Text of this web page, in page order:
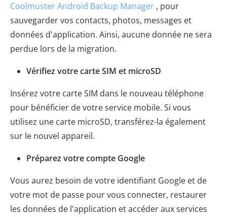
Coolmuster Android Backup Manager , pour
sauvegarder vos contacts, photos, messages et
données d'application. Ainsi, aucune donnée ne sera
perdue lors de la migration.
Vérifiez votre carte SIM et microSD
Insérez votre carte SIM dans le nouveau téléphone
pour bénéficier de votre service mobile. Si vous
utilisez une carte microSD, transférez-la également
sur le nouvel appareil.
Préparez votre compte Google
Vous aurez besoin de votre identifiant Google et de
votre mot de passe pour vous connecter, restaurer
les données de l'application et accéder aux services